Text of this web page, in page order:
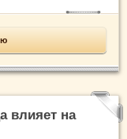
влияет на